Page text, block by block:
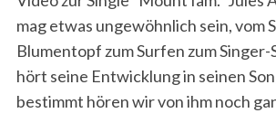
mag etwas ungewöhnlich sein, vom
Blumentopf zum Surfen zum
hört seine Entwicklung in seinen
bestimmt hören wir von ihm noch